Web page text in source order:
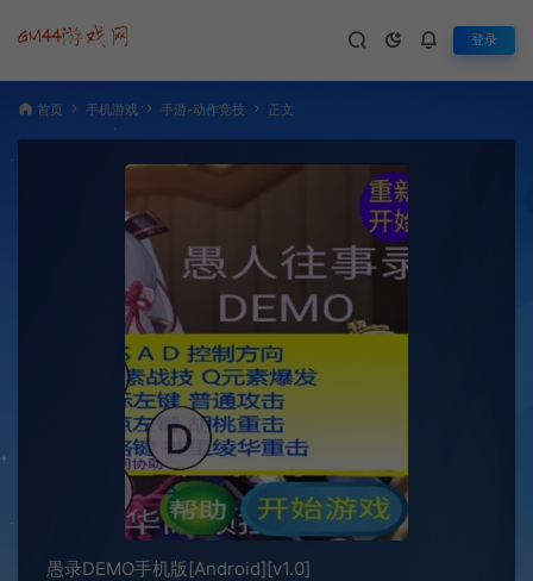
登录
首页 手机游戏 手游-动作竞技 正文
愚录DEMO手机版[Android][v1.0]